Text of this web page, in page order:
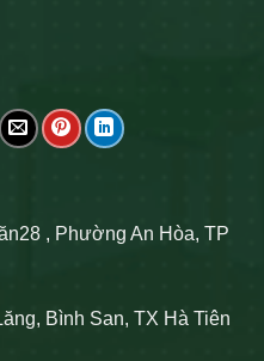
, Phường An Hòa, TP
Bình San, TX Hà Tiên